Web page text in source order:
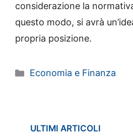
considerazione la
questo modo, si avrà
propria posizione.
Categorie
Economia e Finanza
ULTIMI ARTICOLI